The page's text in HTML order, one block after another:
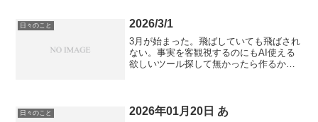
子と帰宅してからの親子...
日々のこと 2026/3/1
3月が始まった。飛ばしていても飛ばされ
ない。事実を客観視するのにもAI使える
欲しいツール探して無かったら作るかい
味が分かってくる一曲...
日々のこと 2026年01月20日 あ